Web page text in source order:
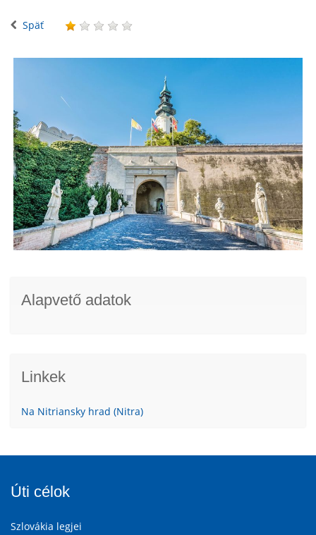
Späť
Alapvető adatok
Linkek
Na Nitriansky hrad (Nitra)
Úti célok
Szlovákia legjei